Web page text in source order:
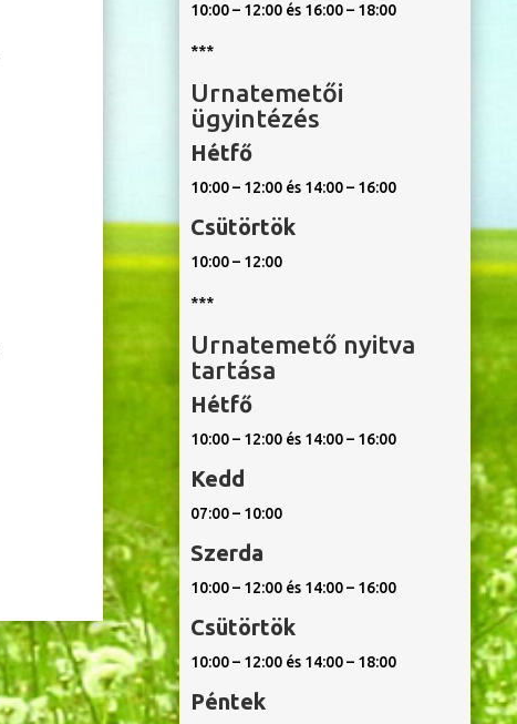
10:00 – 12:00 és 16:00 – 18:00
***
Urnatemetői
ügyintézés
Hétfő
10:00 – 12:00 és 14:00 – 16:00
Csütörtök
10:00 – 12:00
***
Urnatemető nyitva
tartása
Hétfő
10:00 – 12:00 és 14:00 – 16:00
Kedd
07:00 – 10:00
Szerda
10:00 – 12:00 és 14:00 – 16:00
Csütörtök
10:00 – 12:00 és 14:00 – 18:00
Péntek